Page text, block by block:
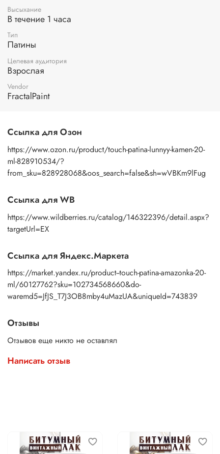
Высыхание
В течение 1 часа
Тип
Патины
Целевая аудитория
Взрослая
Vendor
FractalPaint
Ссылка для Озон
https://www.ozon.ru/product/touch-patina-lunnyy-kamen-20-
ml-828910534/?
from_sku=828928068&oos_search=false&sh=wVBKm9lFug
Ссылка для WB
https://www.wildberries.ru/catalog/146322396/detail.aspx?
targetUrl=EX
Ссылка для Яндекс.Маркета
https://market.yandex.ru/product--touch-patina-amazonka-20-
ml/60127762?sku=102734568660&do-
waremd5=JfJS_T7J3OB8mby4uMazUA&uniqueId=743839
Отзывы
Отзывов еще никто не оставлял
Написать отзыв